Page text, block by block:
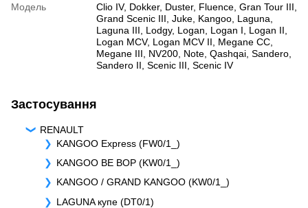
Модель
Clio IV, Dokker, Duster, Fluence Gran Tour III
Grand Scenic III Juke Kangoo Laguna
Laguna III
Lodgy, Logan Logan I Logan II
Logan MCV, Logan MCV II Megane CC
Megane III
NV200 Note Qashqai Sandero
Sandero II Scenic III Scenic IV
Застосування
RENAULT
KANGOO Express (FW0/1_)
KANGOO BE BOP (KW0/1_)
KANGOO / GRAND KANGOO (KW0/1_)
LAGUNA купе (DT0/1)